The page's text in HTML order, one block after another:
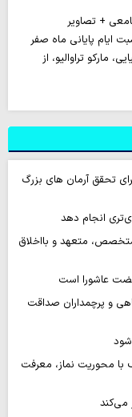
+ تصاویر
ایام پایانی ماه صفر
مارکو تراوالیو، از
تحقق آرمان های بزرگ
انجام دهد
متعهد و بااخلاق
عاشورا است
و پرچمداران صداقت
شود
محوریت نماز، معرفت
می‌کند